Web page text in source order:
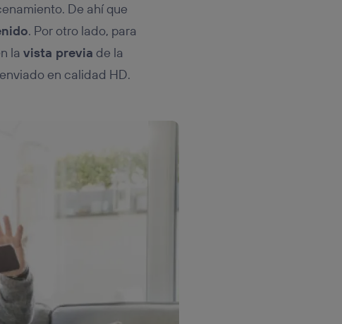
De ahí que
. Por otro lado, para
la vista previa de la
en calidad HD.